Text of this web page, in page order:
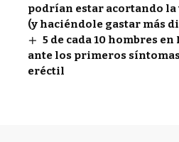
podrían estar acortando la
(y haciéndole gastar más
5 de cada 10 hombres
ante los primeros
eréctil